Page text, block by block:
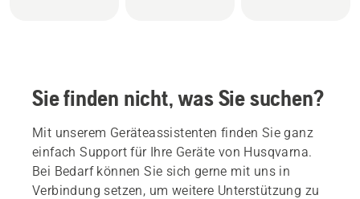
Sie finden nicht, was Sie suchen?
Mit unserem Geräteassistenten finden Sie ganz
einfach Support für Ihre Geräte von Husqvarna.
Bei Bedarf können Sie sich gerne mit uns in
Verbindung setzen, um weitere Unterstützung zu